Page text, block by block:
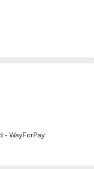
- WayForPay